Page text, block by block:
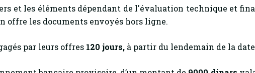
et les éléments dépendant de l'évaluation technique et
offre les documents envoyés hors ligne.
par leurs offres 120 jours, à partir du lendemain de la